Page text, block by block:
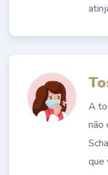
A
não
que